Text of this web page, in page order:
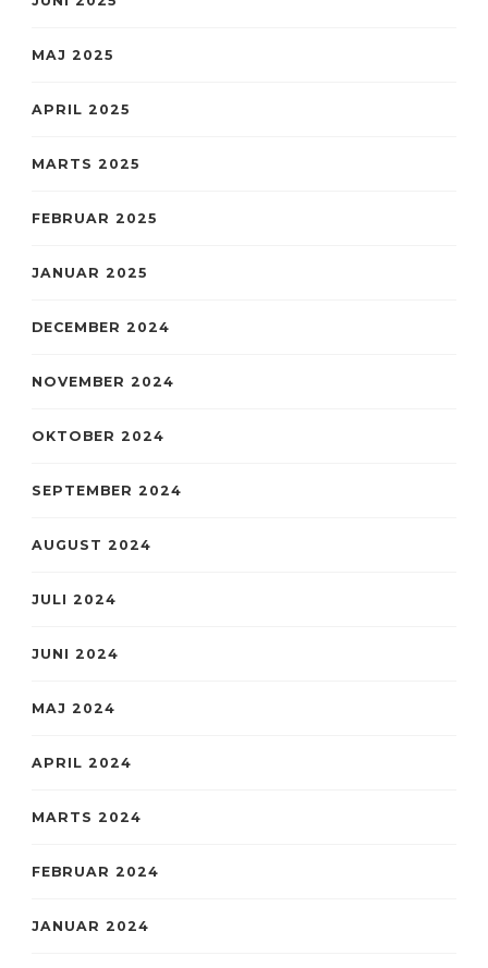
MAJ 2025
APRIL 2025
MARTS 2025
FEBRUAR 2025
JANUAR 2025
DECEMBER 2024
NOVEMBER 2024
OKTOBER 2024
SEPTEMBER 2024
AUGUST 2024
JULI 2024
JUNI 2024
MAJ 2024
APRIL 2024
MARTS 2024
FEBRUAR 2024
JANUAR 2024